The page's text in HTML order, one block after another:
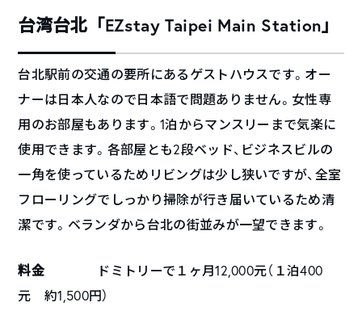
台湾台北「EZstay Taipei Main Station」
台北駅前の交通の要所にあるゲストハウスです。オー
ナーは日本人なので日本語で問題ありません。女性専
用のお部屋もあります。1泊からマンスリーまで気楽に
使用できます。各部屋とも2段ベッド、ビジネスビルの
一角を使っているためリビングは少し狭いですが、全室
フローリングでしっかり掃除が行き届いているため清
潔です。ベランダから台北の街並みが一望できます。
料金 ドミトリーで１ヶ月12,000元（１泊400
元 約1,500円）